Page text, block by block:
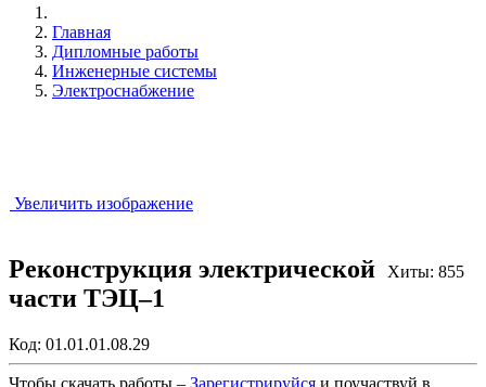
Главная
Дипломные работы
Инженерные системы
Электроснабжение
Увеличить изображение
Хиты: 855
Реконструкция электрической
части ТЭЦ–1
Код: 01.01.01.08.29
Чтобы скачать работы – Зарегистрируйся и поучаствуй в